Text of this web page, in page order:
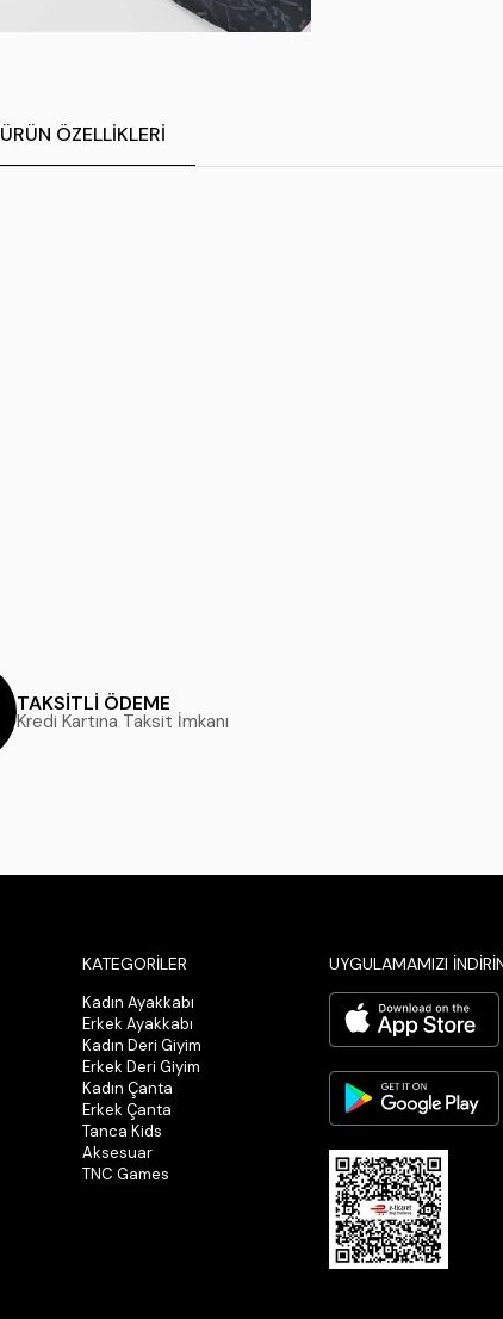
ÜRÜN ÖZELLIKLERI
TAKSİTLİ ÖDEME
Kredi Kartına Taksit İmkanı
KATEGORİLER
Kadın Ayakkabı
Erkek Ayakkabı
Kadın Deri Giyim
Erkek Deri Giyim
Kadın Çanta
Erkek Çanta
Tanca Kids
Aksesuar
TNC Games
UYGULAMAMIZI